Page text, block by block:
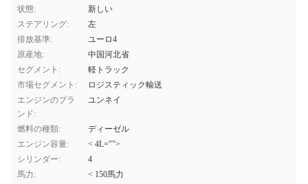
状態:
新しい
ステアリング:
左
排放基準:
ユーロ4
原産地:
中国河北省
セグメント:
軽トラック
市場セグメント:
ロジスティック輸送
エンジンのブラ
ンド:
ユンネイ
燃料の種類:
ディーゼル
エンジン容量:
< 4L="">
シリンダー:
4
馬力:
< 150馬力